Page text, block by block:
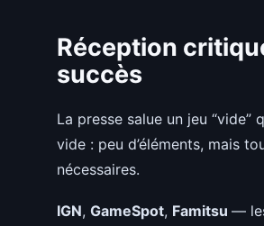
Réception
succès
La presse salue un jeu “vide”
vide : peu d’éléments, mais
nécessaires.
IGN, GameSpot, Famitsu —